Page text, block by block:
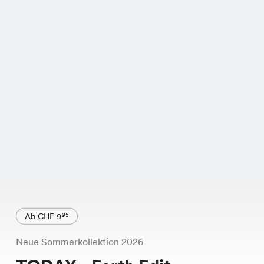
Ab CHF 995
Neue Sommerkollektion 2026